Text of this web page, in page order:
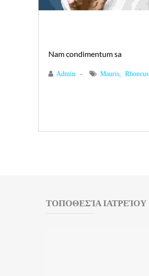
Nam condimentum sa
Admin Mauris Rhoncus
ΤΟΠΟΘΕΣΊΑ ΙΑΤΡΕΊΟΥ